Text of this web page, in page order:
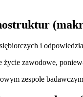
i
zawodowe,
zespole